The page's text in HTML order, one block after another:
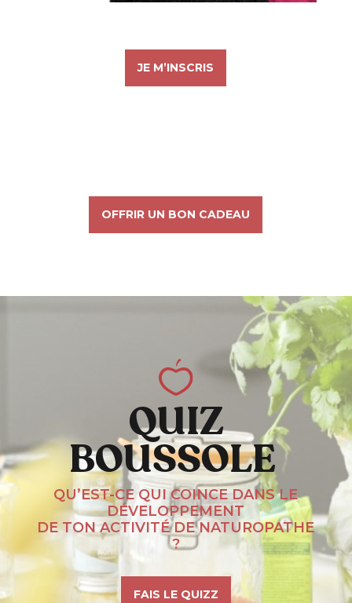
JE M’INSCRIS
OFFRIR UN BON CADEAU
QUIZ
BOUSSOLE
QU’EST-CE QUI COINCE DANS LE
DÉVELOPPEMENT
DE TON ACTIVITÉ DE NATUROPATHE
?
FAIS LE QUIZZ